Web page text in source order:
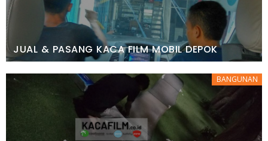
JUAL & PASANG KACA FILM MOBIL DEPOK
BANGUNAN